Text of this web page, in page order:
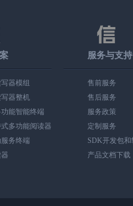
器模组
器整机
能智能终端
多功能阅读器
务终端
服务与支持
售前服务
售后服务
服务政策
定制服务
SDK开发包
产品文档下载